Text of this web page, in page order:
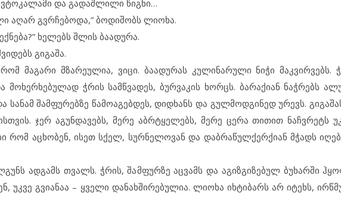
და გადაშლილი წიგნი…
აღარ გვრჩებოდა,” ბოდიშობს ლიოხა.
ხელებს შლის ბაადურა.
გიგაშა.
მაგარი მზარეულია, ვიცი. ბაადურას კულინარული ნიჭი მაკვირვებს.
ჭრის სამწვადეს, ბურვაკის ხორცს. ბარაქიან ნაჭრებს
შამფურებზე წამოაგებდეს, დიდხანს და გულმოდგინედ ურევს.
ჯერ აგუნდავებს, მერე აბრტყელებს, მერე ცერა თითით ნაჩვრეტს
რომ აცხობენ, ისეთ სქელ, სურნელოვან და დაბრაწულქერქიან მჭადს
ადგამს თვალს. ჭრის, შამფურზე აცვამს და აგიზგიზებულ ბუხარში
უკვე გვიანაა – ყველი დანახშირებულია. ლიოხა იხტიბარს არ იტეხს,